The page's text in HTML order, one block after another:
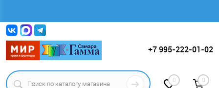
+7 995-222-01-02
0 0